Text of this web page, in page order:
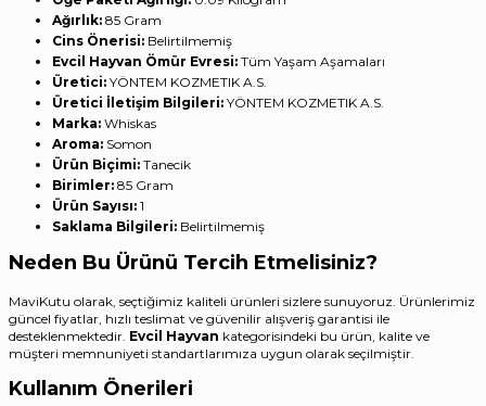
Ağırlık: ‎85 Gram
Cins Önerisi: ‎Belirtilmemiş
Evcil Hayvan Ömür Evresi: ‎Tüm Yaşam Aşamaları
Üretici: ‎YÖNTEM KOZMETIK A.S.
Üretici İletişim Bilgileri: ‎YÖNTEM KOZMETIK A.S.
Marka: ‎Whiskas
Aroma: ‎Somon
Ürün Biçimi: ‎Tanecik
Birimler: ‎85 Gram
Ürün Sayısı: ‎1
Saklama Bilgileri: ‎Belirtilmemiş
Neden Bu Ürünü Tercih Etmelisiniz?
MaviKutu olarak, seçtiğimiz kaliteli ürünleri sizlere sunuyoruz. Ürünlerimiz
güncel fiyatlar, hızlı teslimat ve güvenilir alışveriş garantisi ile
desteklenmektedir. Evcil Hayvan kategorisindeki bu ürün, kalite ve
müşteri memnuniyeti standartlarımıza uygun olarak seçilmiştir.
Kullanım Önerileri